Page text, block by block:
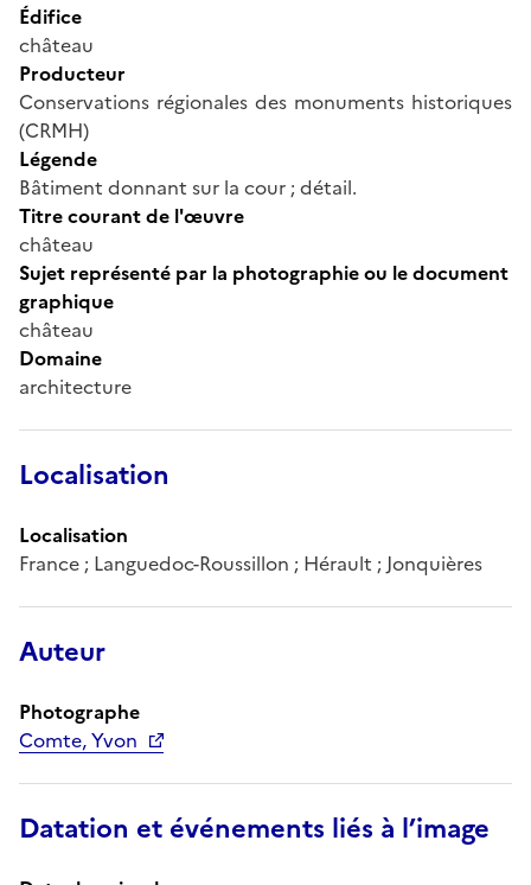
Édifice
château
Producteur
Conservations régionales des monuments historiques
(CRMH)
Légende
Bâtiment donnant sur la cour ; détail.
Titre courant de l'œuvre
château
Sujet représenté par la photographie ou le document
graphique
château
Domaine
architecture
Localisation
Localisation
France ; Languedoc-Roussillon ; Hérault ; Jonquières
Auteur
Photographe
Comte, Yvon
Datation et événements liés à l’image